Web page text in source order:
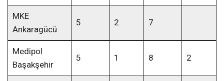
MKE
Ankaragücü
5 2 7
Medipol
Başakşehir
5 1 8 2